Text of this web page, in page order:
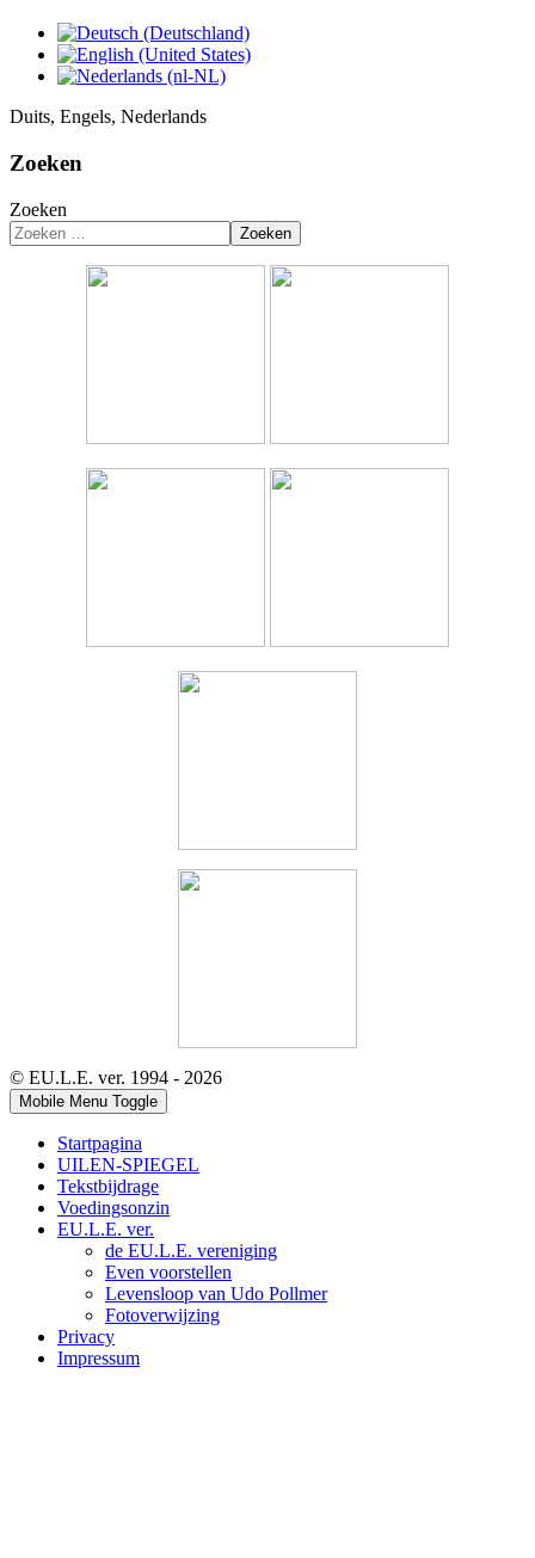
Duits, Engels, Nederlands
Zoeken
Zoeken
Zoeken
© EU.L.E. ver. 1994 - 2026
Mobile Menu Toggle
Startpagina
UILEN-SPIEGEL
Tekstbijdrage
Voedingsonzin
EU.L.E. ver.
de EU.L.E. vereniging
Even voorstellen
Levensloop van Udo Pollmer
Fotoverwijzing
Privacy
Impressum